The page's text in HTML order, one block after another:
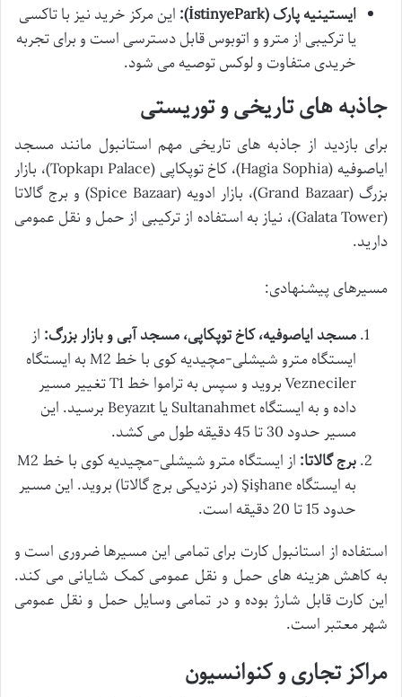
ایستینیه پارک (İstinyePark):
این مرکز خرید نیز با تاکسی
یا ترکیبی از مترو و اتوبوس قابل دسترسی است و برای تجربه
خریدی متفاوت و لوکس توصیه می شود.
جاذبه های تاریخی و توریستی
برای بازدید از جاذبه های تاریخی مهم استانبول مانند مسجد
ایاصوفیه (Hagia Sophia)، کاخ توپکاپی (Topkapı Palace)، بازار
بزرگ (Grand Bazaar)، بازار ادویه (Spice Bazaar) و برج گالاتا
(Galata Tower)، نیاز به استفاده از ترکیبی از حمل و نقل عمومی
دارید.
مسیرهای پیشنهادی:
مسجد ایاصوفیه، کاخ توپکاپی، مسجد آبی و بازار بزرگ: از
ایستگاه مترو شیشلی-مچیدیه کوی با خط M2 به ایستگاه
Vezneciler بروید و سپس به تراموا خط T1 تغییر مسیر
داده و به ایستگاه Sultanahmet یا Beyazıt برسید. این
مسیر حدود 30 تا 45 دقیقه طول می کشد.
برج گالاتا:
از ایستگاه مترو شیشلی-مچیدیه کوی با خط M2
به ایستگاه Şişhane (در نزدیکی برج گالاتا) بروید. این مسیر
حدود 15 تا 20 دقیقه است.
استفاده از استانبول کارت برای تمامی این مسیرها ضروری است و
به کاهش هزینه های حمل و نقل عمومی کمک شایانی می کند.
این کارت قابل شارژ بوده و در تمامی وسایل حمل و نقل عمومی
شهر معتبر است.
مراکز تجاری و کنوانسیون